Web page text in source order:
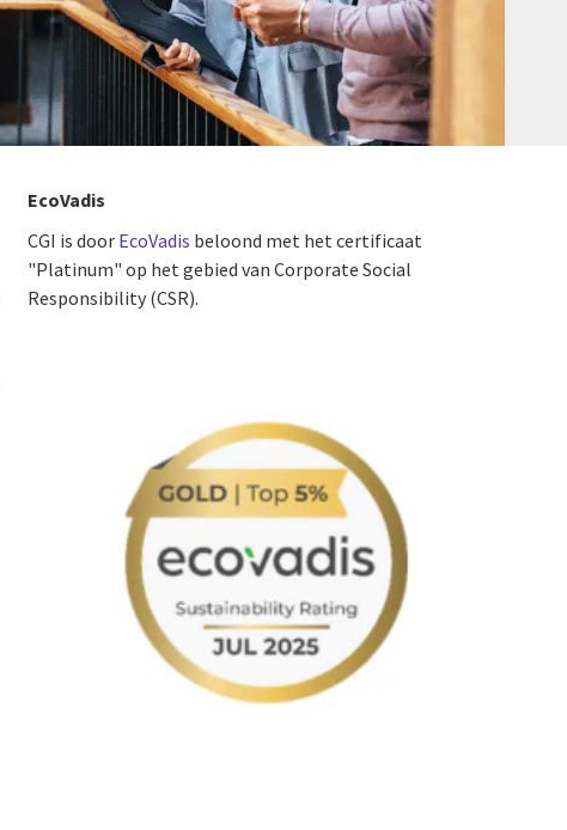
EcoVadis
CGI is door EcoVadis beloond met het certificaat
"Platinum" op het gebied van Corporate Social
Responsibility (CSR).